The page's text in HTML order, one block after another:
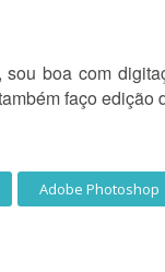
boa com
faço edição
Adobe Photoshop